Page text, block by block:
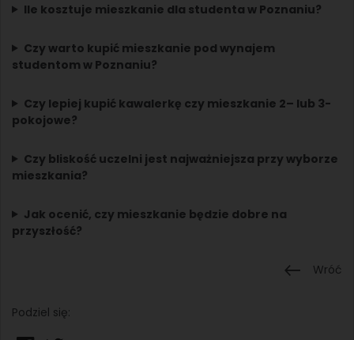
Ile kosztuje mieszkanie dla studenta w Poznaniu?
Czy warto kupić mieszkanie pod wynajem
studentom w Poznaniu?
Czy lepiej kupić kawalerkę czy mieszkanie 2– lub 3-
pokojowe?
Czy bliskość uczelni jest najważniejsza przy wyborze
mieszkania?
Jak ocenić, czy mieszkanie będzie dobre na
przyszłość?
Wróć
Podziel się: